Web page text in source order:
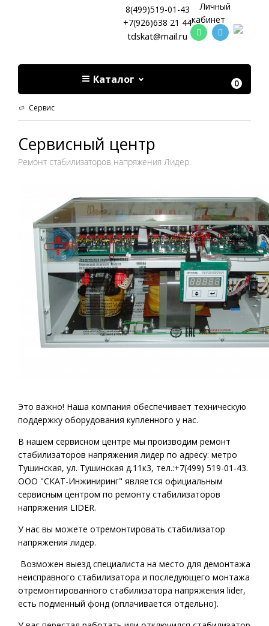
8(499)519-01-43
+7(926)638 21 44
tdskat@mail.ru
Личный
кабинет
Каталог 0
Сервис
Сервисный центр
Ремонт стабилизаторов напряжения Лидер.
Это важно! Наша компания обеспечивает техническую
поддержку оборудования купленного у нас.
В нашем сервисном центре мы производим ремонт
стабилизаторов напряжения лидер по адресу: метро
Тушинская, ул. Тушинская д.11к3, тел.:+7(499) 519-01-43.
ООО "СКАТ-Инжиниринг" является официальным
сервисным центром по ремонту стабилизаторов
напряжения LIDER.
У нас вы можете отремонтировать стабилизатор
напряжения лидер.
Возможен выезд специалиста на место для демонтажа
неисправного стабилизатора и последующего монтажа
отремонтированного стабилизатора напряжения lider,
есть подменный фонд (оплачивается отдельно).